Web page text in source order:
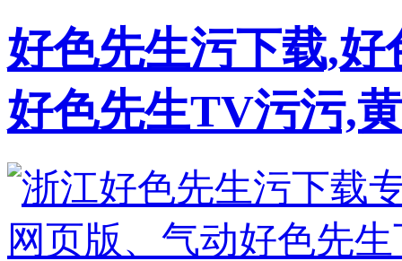
好色先生污下载,
好色先生TV污污,